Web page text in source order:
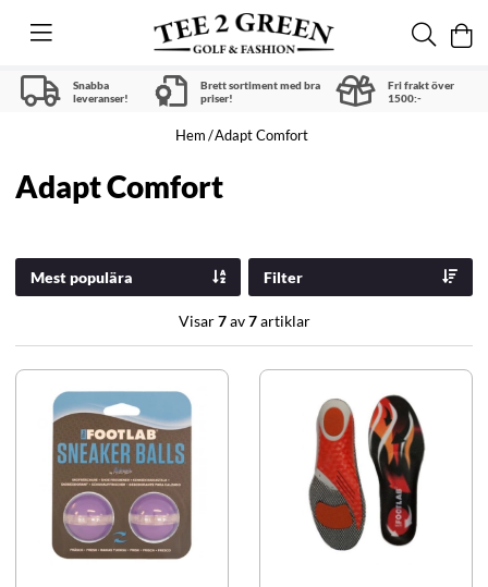
Snabba
leveranser!
Brett sortiment med bra
priser!
Fri frakt över
1500:-
Hem Adapt Comfort
Adapt Comfort
Mest populära Filter
Visar7av7artiklar